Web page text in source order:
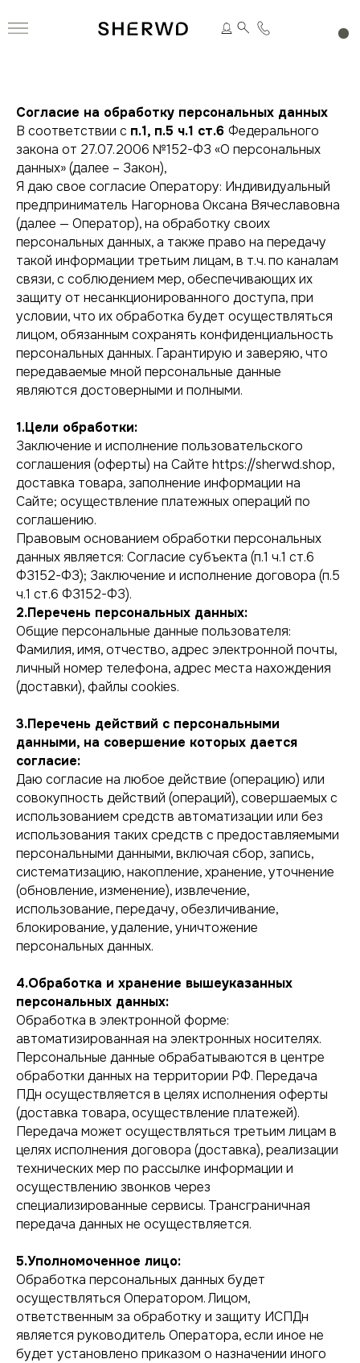
Согласие на обработку персональных данных
В соответствии с п.1, п.5 ч.1 ст.6 Федерального
закона от 27.07.2006 №152-ФЗ «О персональных
данных» (далее – Закон),
Я даю свое согласие Оператору: Индивидуальный
предприниматель Нагорнова Оксана Вячеславовна
(далее — Оператор), на обработку своих
персональных данных, а также право на передачу
такой информации третьим лицам, в т.ч. по каналам
связи, с соблюдением мер, обеспечивающих их
защиту от несанкционированного доступа, при
условии, что их обработка будет осуществляться
лицом, обязанным сохранять конфиденциальность
персональных данных. Гарантирую и заверяю, что
передаваемые мной персональные данные
являются достоверными и полными.
1.Цели обработки:
Заключение и исполнение пользовательского
соглашения (оферты) на Сайте https://sherwd.shop,
доставка товара, заполнение информации на
Сайте; осуществление платежных операций по
соглашению.
Правовым основанием обработки персональных
данных является: Согласие субъекта (п.1 ч.1 ст.6
ФЗ152-ФЗ); Заключение и исполнение договора (п.5
ч.1 ст.6 ФЗ152-ФЗ).
2.Перечень персональных данных:
Общие персональные данные пользователя:
Фамилия, имя, отчество, адрес электронной почты,
личный номер телефона, адрес места нахождения
(доставки), файлы cookies.
3.Перечень действий с персональными
данными, на совершение которых дается
согласие:
Даю согласие на любое действие (операцию) или
совокупность действий (операций), совершаемых с
использованием средств автоматизации или без
использования таких средств с предоставляемыми
персональными данными, включая сбор, запись,
систематизацию, накопление, хранение, уточнение
(обновление, изменение), извлечение,
использование, передачу, обезличивание,
блокирование, удаление, уничтожение
персональных данных.
4.Обработка и хранение вышеуказанных
персональных данных:
Обработка в электронной форме:
автоматизированная на электронных носителях.
Персональные данные обрабатываются в центре
обработки данных на территории РФ. Передача
ПДн осуществляется в целях исполнения оферты
(доставка товара, осуществление платежей).
Передача может осуществляться третьим лицам в
целях исполнения договора (доставка), реализации
технических мер по рассылке информации и
осуществлению звонков через
специализированные сервисы. Трансграничная
передача данных не осуществляется.
5.Уполномоченное лицо:
Обработка персональных данных будет
осуществляться Оператором. Лицом,
ответственным за обработку и защиту ИСПДн
является руководитель Оператора, если иное не
будет установлено приказом о назначении иного